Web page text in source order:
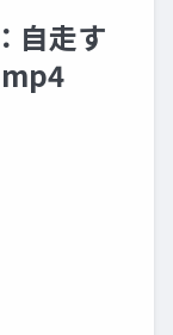
自走す